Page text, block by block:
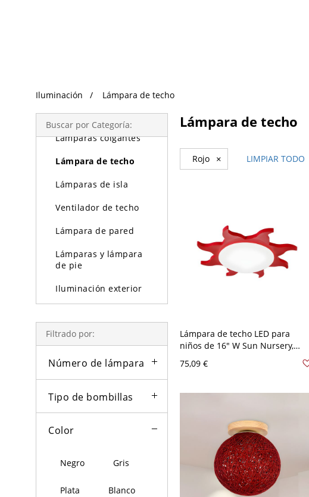
Iluminación Lámpara de techo
Buscar por Categoría:
Iluminación
Lámparas de araña
Lámparas colgantes
Lámpara de techo
Lámparas de isla
Ventilador de techo
Lámpara de pared
Lámparas y lámpara
de pie
Iluminación exterior
Filtrado por:
Número de lámpara
Tipo de bombillas
Color
Negro Gris
Plata Blanco
Lámpara de techo
Rojo × LIMPIAR TODO
Lámpara de techo LED para
niños de 16" W Sun Nursery,
blanca, roja
75,09 €